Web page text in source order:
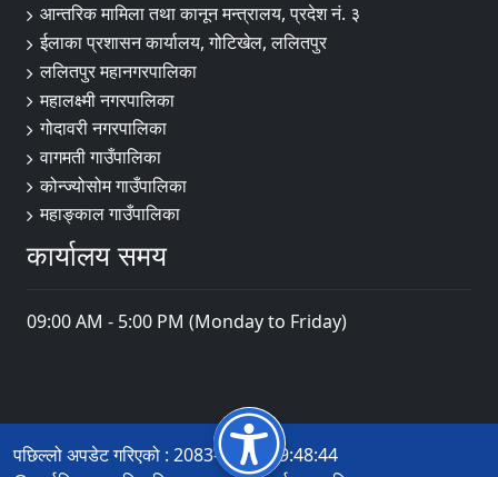
आन्तरिक मामिला तथा कानून मन्त्रालय, प्रदेश नं. ३
ईलाका प्रशासन कार्यालय, गोटिखेल, ललितपुर
ललितपुर महानगरपालिका
महालक्ष्मी नगरपालिका
गोदावरी नगरपालिका
वागमती गाउँपालिका
कोन्ज्योसोम गाउँपालिका
महाङ्काल गाउँपालिका
कार्यालय समय
09:00 AM - 5:00 PM (Monday to Friday)
पछिल्लो अपडेट गरिएको : 2083-04-24 19:48:44